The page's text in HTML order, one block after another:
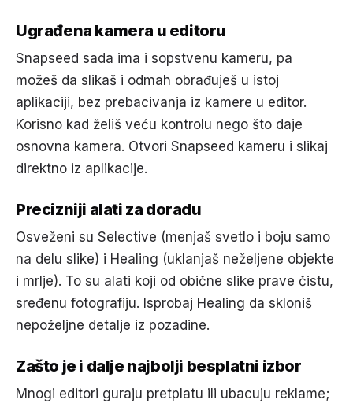
Ugrađena kamera u editoru
Snapseed sada ima i sopstvenu kameru, pa
možeš da slikaš i odmah obrađuješ u istoj
aplikaciji, bez prebacivanja iz kamere u editor.
Korisno kad želiš veću kontrolu nego što daje
osnovna kamera. Otvori Snapseed kameru i slikaj
direktno iz aplikacije.
Precizniji alati za doradu
Osveženi su Selective (menjaš svetlo i boju samo
na delu slike) i Healing (uklanjaš neželjene objekte
i mrlje). To su alati koji od obične slike prave čistu,
sređenu fotografiju. Isprobaj Healing da skloniš
nepoželjne detalje iz pozadine.
Zašto je i dalje najbolji besplatni izbor
Mnogi editori guraju pretplatu ili ubacuju reklame;